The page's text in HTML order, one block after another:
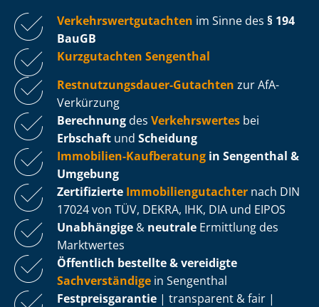
Ver­kehrs­wert­gut­ach­ten im Sinne des § 194
BauGB
Kurzgutachten Sengenthal
Rest­nut­zungs­dau­er-Gutachten zur AfA-
Verkürzung
Berechnung des Verkehrswertes bei
Erbschaft und Scheidung
Immobilien-Kaufberatung in Sengenthal &
Umgebung
Zertifizierte Im­mo­bi­li­en­gut­ach­ter nach DIN
17024 von TÜV, DEKRA, IHK, DIA und EIPOS
Unabhängige & neutrale Ermittlung des
Marktwertes
Öffentlich bestellte & vereidigte
Sachverständige in Sengenthal
Fest­preis­ga­ran­tie | transparent & fair |